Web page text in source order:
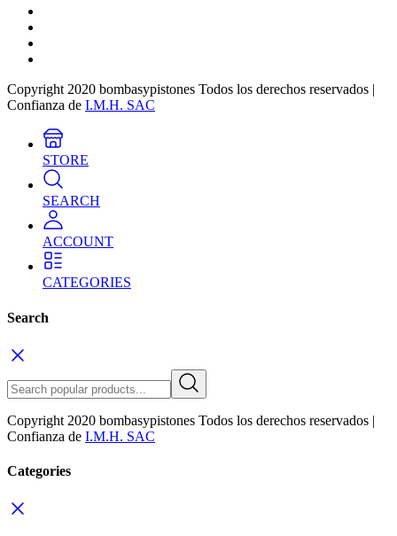
Copyright 2020 bombasypistones Todos los derechos reservados |
Confianza de I.M.H. SAC
STORE
SEARCH
ACCOUNT
CATEGORIES
Search
Copyright 2020 bombasypistones Todos los derechos reservados |
Confianza de I.M.H. SAC
Categories